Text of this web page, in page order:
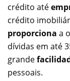
crédito até
crédito
proporciona a
dívidas em até
grande
pessoais.